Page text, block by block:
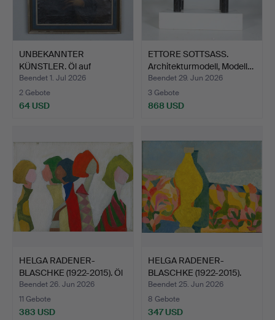
UNBEKANNTER
KÜNSTLER. Öl auf
Leinwand, '' …
Beendet 1. Jul 2026
2 Gebote
64 USD
ETTORE SOTTSASS.
Architekturmodell, Modell…
Beendet 29. Jun 2026
3 Gebote
868 USD
HELGA RADENER-
BLASCHKE (1922-2015). Öl
auf…
Beendet 26. Jun 2026
11 Gebote
383 USD
HELGA RADENER-
BLASCHKE (1922-2015).
Ölfarb…
Beendet 25. Jun 2026
8 Gebote
347 USD